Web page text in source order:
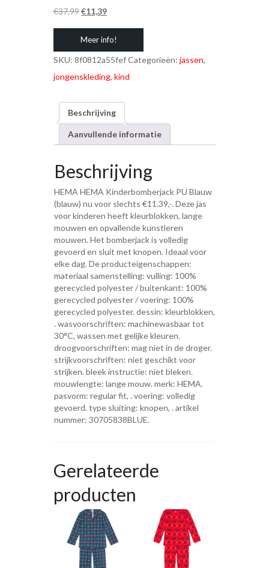
€37,99Oorspronkelijke
prijs
was:
€37,99.
€11,39Huidige
prijs
is:
€11,39.
Meer info!
SKU: 8f0812a55fefCategorieën: jassen,
jongenskleding, kind
Beschrijving
Aanvullende informatie
Beschrijving
HEMA HEMA Kinderbomberjack PU Blauw
(blauw) nu voor slechts €11.39,-. Deze jas
voor kinderen heeft kleurblokken, lange
mouwen en opvallende kunstleren
mouwen. Het bomberjack is volledig
gevoerd en sluit met knopen. Ideaal voor
elke dag. De producteigenschappen:
materiaal samenstelling: vulling: 100%
gerecycled polyester / buitenkant: 100%
gerecycled polyester / voering: 100%
gerecycled polyester. dessin: kleurblokken,
. wasvoorschriften: machinewasbaar tot
30°C, wassen met gelijke kleuren.
droogvoorschriften: mag niet in de droger.
strijkvoorschriften: niet geschikt voor
strijken. bleek instructie: niet bleken.
mouwlengte: lange mouw. merk: HEMA.
pasvorm: regular fit, . voering: volledig
gevoerd. type sluiting: knopen, . artikel
nummer: 30705838BLUE.
Gerelateerde
producten